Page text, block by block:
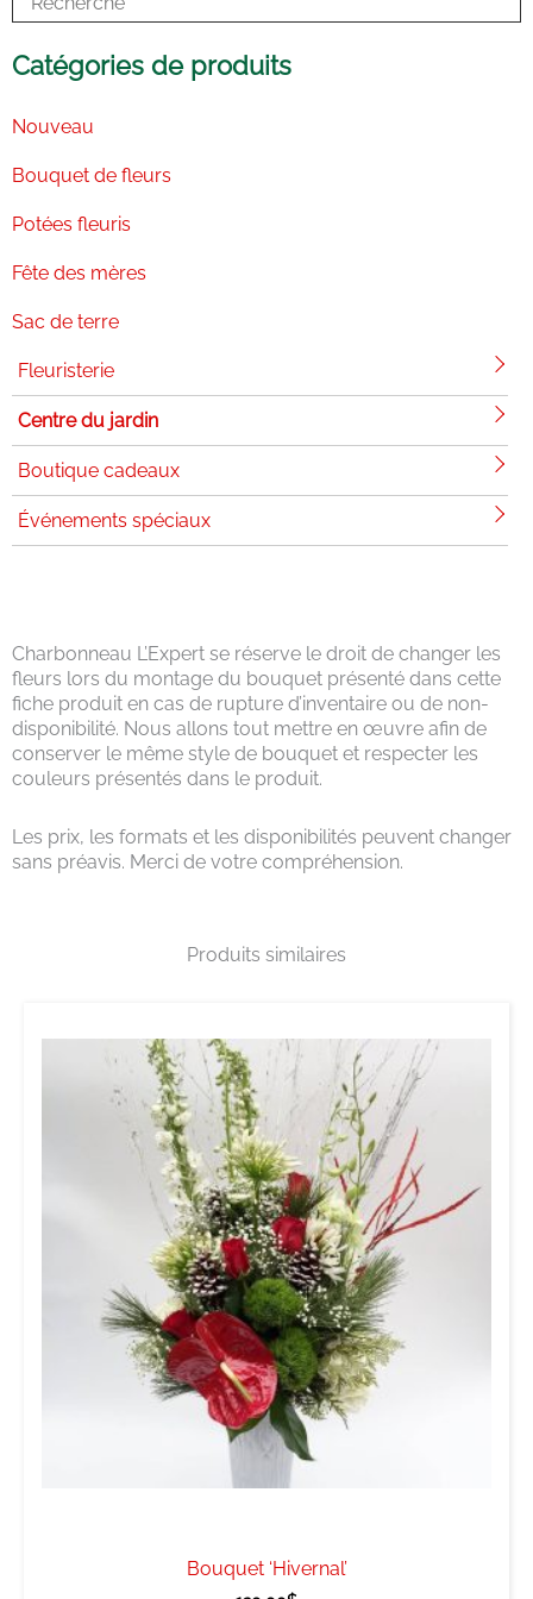
Catégories de produits
Nouveau
Bouquet de fleurs
Potées fleuris
Fête des mères
Sac de terre
Fleuristerie
Centre du jardin
Boutique cadeaux
Événements spéciaux
-
i
Charbonneau L’Expert se réserve le droit de changer les
fleurs lors du montage du bouquet présenté dans cette
fiche produit en cas de rupture d’inventaire ou de non-
disponibilité. Nous allons tout mettre en œuvre afin de
conserver le même style de bouquet et respecter les
couleurs présentés dans le produit.
Les prix, les formats et les disponibilités peuvent changer
sans préavis. Merci de votre compréhension.
Produits similaires
Bouquet ‘Hivernal’